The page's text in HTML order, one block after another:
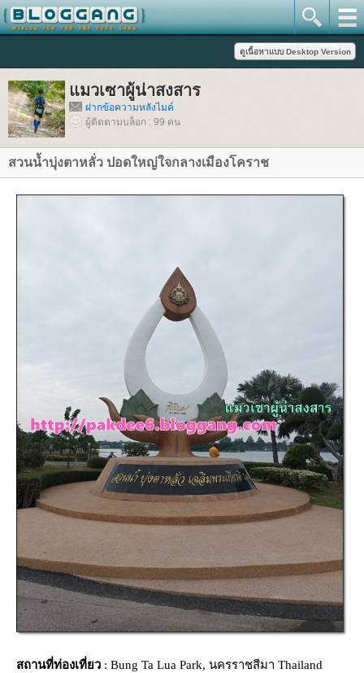
มวเซาผู้น่าสงสาร
ฝากข้อความหลังไมค์
ผู้ติดตามบล็อก : 99 คน
สวนน้ำบุ่งตาหลั่ว ปอดใหญ่ใจกลางเมืองโคราช
สถานที่ท่องเที่ยว : Bung Ta Lua Park, นครราชสีมา Thailand